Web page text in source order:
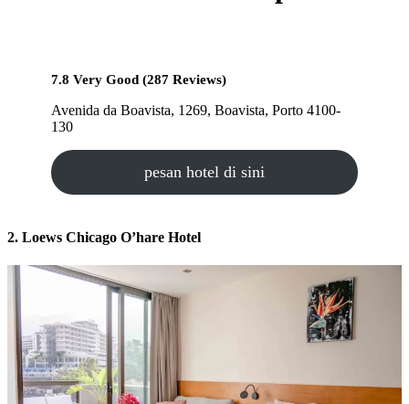
7.8 Very Good (287 Reviews)
Avenida da Boavista, 1269, Boavista, Porto 4100-
130
pesan hotel di sini
2. Loews Chicago O’hare Hotel